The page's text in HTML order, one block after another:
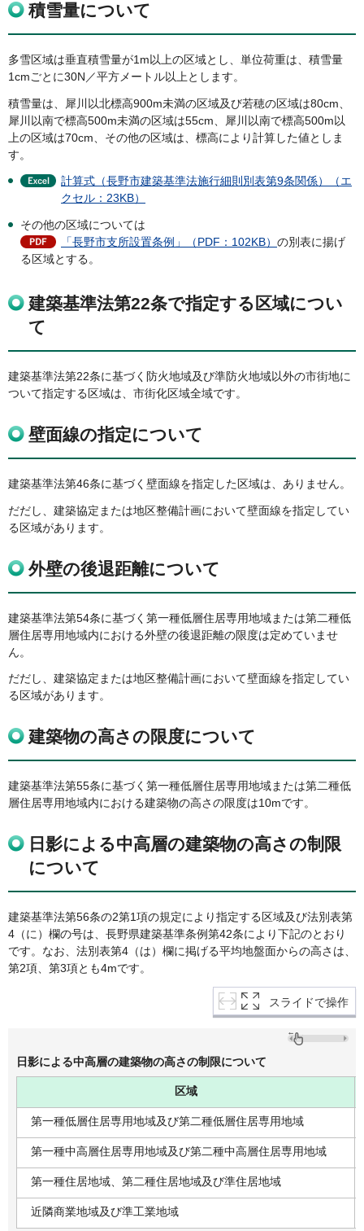
積雪量について
多雪区域は垂直積雪量が1m以上の区域とし、単位荷重は、積雪量
1cmごとに30N／平方メートル以上とします。
積雪量は、犀川以北標高900m未満の区域及び若穂の区域は80cm、
犀川以南で標高500m未満の区域は55cm、犀川以南で標高500m以
上の区域は70cm、その他の区域は、標高により計算した値としま
す。
計算式（長野市建築基準法施行細則別表第9条関係）（エ
クセル：23KB）
その他の区域については
「長野市支所設置条例」（PDF：102KB） の別表に揚げ
る区域とする。
建築基準法第22条で指定する区域につい
て
建築基準法第22条に基づく防火地域及び準防火地域以外の市街地に
ついて指定する区域は、市街化区域全域です。
壁面線の指定について
建築基準法第46条に基づく壁面線を指定した区域は、ありません。
だだし、建築協定または地区整備計画において壁面線を指定してい
る区域があります。
外壁の後退距離について
建築基準法第54条に基づく第一種低層住居専用地域または第二種低
層住居専用地域内における外壁の後退距離の限度は定めていませ
ん。
だだし、建築協定または地区整備計画において壁面線を指定してい
る区域があります。
建築物の高さの限度について
建築基準法第55条に基づく第一種低層住居専用地域または第二種低
層住居専用地域内における建築物の高さの限度は10mです。
日影による中高層の建築物の高さの制限
について
建築基準法第56条の2第1項の規定により指定する区域及び法別表第
4（に）欄の号は、長野県建築基準条例第42条により下記のとおり
です。なお、法別表第4（は）欄に掲げる平均地盤面からの高さは、
第2項、第3項とも4mです。
スライドで操作
日影による中高層の建築物の高さの制限について
区域
第一種低層住居専用地域及び第二種低層住居専用地域
第一種中高層住居専用地域及び第二種中高層住居専用地域
第一種住居地域、第二種住居地域及び準住居地域
近隣商業地域及び準工業地域